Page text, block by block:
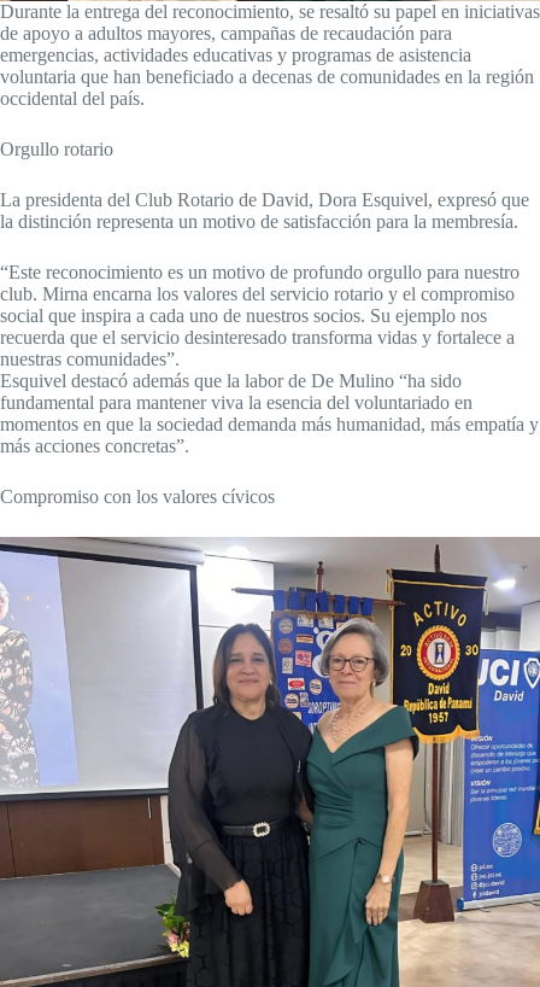
Durante la entrega del reconocimiento, se resaltó su papel en iniciativas
de apoyo a adultos mayores, campañas de recaudación para
emergencias, actividades educativas y programas de asistencia
voluntaria que han beneficiado a decenas de comunidades en la región
occidental del país.
Orgullo rotario
La presidenta del Club Rotario de David, Dora Esquivel, expresó que
la distinción representa un motivo de satisfacción para la membresía.
“Este reconocimiento es un motivo de profundo orgullo para nuestro
club. Mirna encarna los valores del servicio rotario y el compromiso
social que inspira a cada uno de nuestros socios. Su ejemplo nos
recuerda que el servicio desinteresado transforma vidas y fortalece a
nuestras comunidades”.
Esquivel destacó además que la labor de De Mulino “ha sido
fundamental para mantener viva la esencia del voluntariado en
momentos en que la sociedad demanda más humanidad, más empatía y
más acciones concretas”.
Compromiso con los valores cívicos